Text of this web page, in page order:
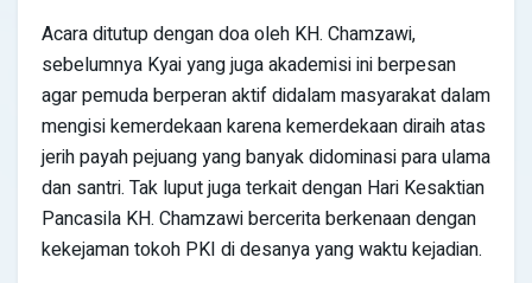
Acara ditutup dengan doa oleh KH. Chamzawi,
sebelumnya Kyai yang juga akademisi ini berpesan
agar pemuda berperan aktif didalam masyarakat dalam
mengisi kemerdekaan karena kemerdekaan diraih atas
jerih payah pejuang yang banyak didominasi para ulama
dan santri. Tak luput juga terkait dengan Hari Kesaktian
Pancasila KH. Chamzawi bercerita berkenaan dengan
kekejaman tokoh PKI di desanya yang waktu kejadian.